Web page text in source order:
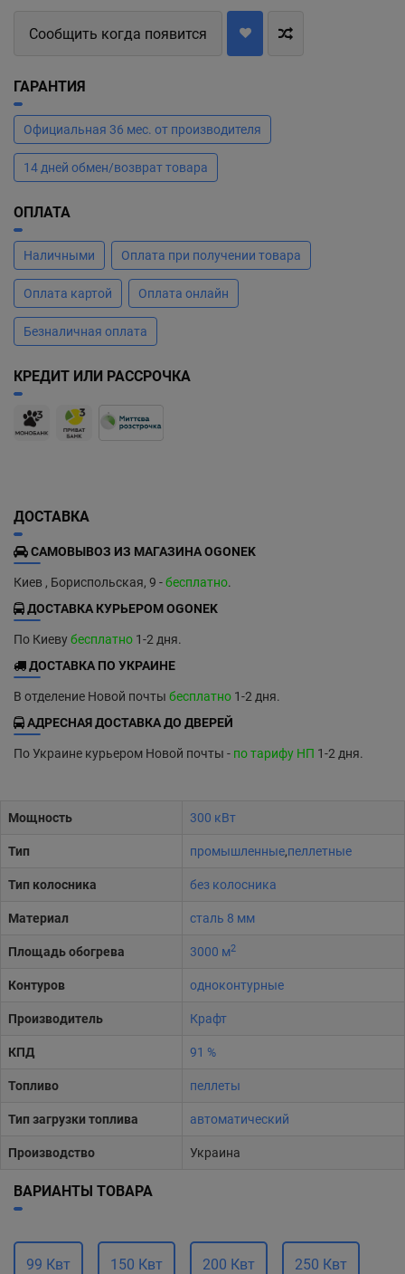
Сообщить когда появится
ГАРАНТИЯ
Официальная 36 мес. от производителя
14 дней обмен/возврат товара
ОПЛАТА
Наличными Оплата при получении товара
Оплата картой Оплата онлайн
Безналичная оплата
КРЕДИТ ИЛИ РАССРОЧКА
ДОСТАВКА
САМОВЫВОЗ ИЗ МАГАЗИНА OGONEK
Киев , Бориспольская, 9 -бесплатно.
ДОСТАВКА КУРЬЕРОМ OGONEK
По Киевубесплатно 1-2 дня.
ДОСТАВКА ПО УКРАИНЕ
В отделение Новой почты бесплатно 1-2 дня.
АДРЕСНАЯ ДОСТАВКА ДО ДВЕРЕЙ
По Украине курьером Новой почты - по тарифу НП 1-2 дня.
Мощность 300 кВт
Тип промышленные,пеллетные
Тип колосника без колосника
Материал сталь 8 мм
Площадь обогрева 3000 м2
Контуров одноконтурные
Производитель Крафт
КПД 91 %
Топливо пеллеты
Тип загрузки топлива автоматический
Производство Украина
ВАРИАНТЫ ТОВАРА
99 Квт 150 Квт 200 Квт 250 Квт